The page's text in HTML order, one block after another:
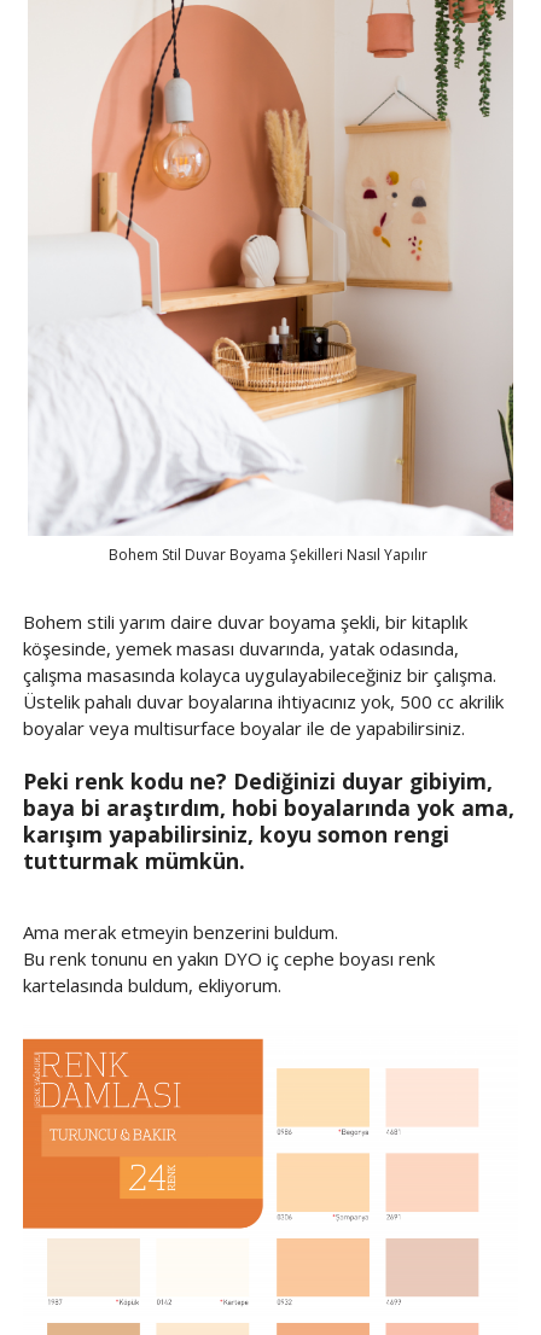
Bohem Stil Duvar Boyama Şekilleri Nasıl Yapılır
Bohem stili yarım daire duvar boyama şekli, bir kitaplık
köşesinde, yemek masası duvarında, yatak odasında,
çalışma masasında kolayca uygulayabileceğiniz bir çalışma.
Üstelik pahalı duvar boyalarına ihtiyacınız yok, 500 cc akrilik
boyalar veya multisurface boyalar ile de yapabilirsiniz.
Peki renk kodu ne? Dediğinizi duyar gibiyim,
baya bi araştırdım, hobi boyalarında yok ama,
karışım yapabilirsiniz, koyu somon rengi
tutturmak mümkün.
Ama merak etmeyin benzerini buldum.
Bu renk tonunu en yakın DYO iç cephe boyası renk
kartelasında buldum, ekliyorum.